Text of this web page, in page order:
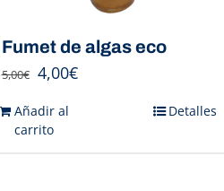
Fumet de algas eco
5,00€ 4,00€
Añadir al
carrito
Detalles